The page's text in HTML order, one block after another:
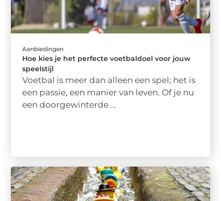
Aanbiedingen
Hoe kies je het perfecte voetbaldoel voor jouw
speelstijl
Voetbal is meer dan alleen een spel; het is
een passie, een manier van leven. Of je nu
een doorgewinterde ...